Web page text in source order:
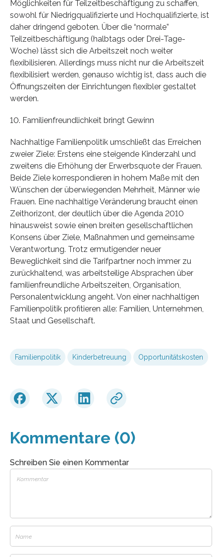
Möglichkeiten für Teilzeitbeschäftigung zu schaffen,
sowohl für Niedrigqualifizierte und Hochqualifizierte, ist
daher dringend geboten. Über die “normale”
Teilzeitbeschäftigung (halbtags oder Drei-Tage-
Woche) lässt sich die Arbeitszeit noch weiter
flexibilisieren. Allerdings muss nicht nur die Arbeitszeit
flexibilisiert werden, genauso wichtig ist, dass auch die
Öffnungszeiten der Einrichtungen flexibler gestaltet
werden.
10. Familienfreundlichkeit bringt Gewinn
Nachhaltige Familienpolitik umschließt das Erreichen
zweier Ziele: Erstens eine steigende Kinderzahl und
zweitens die Erhöhung der Erwerbsquote der Frauen.
Beide Ziele korrespondieren in hohem Maße mit den
Wünschen der überwiegenden Mehrheit, Männer wie
Frauen. Eine nachhaltige Veränderung braucht einen
Zeithorizont, der deutlich über die Agenda 2010
hinausweist sowie einen breiten gesellschaftlichen
Konsens über Ziele, Maßnahmen und gemeinsame
Verantwortung. Trotz ermutigender neuer
Beweglichkeit sind die Tarifpartner noch immer zu
zurückhaltend, was arbeitsteilige Absprachen über
familienfreundliche Arbeitszeiten, Organisation,
Personalentwicklung angeht. Von einer nachhaltigen
Familienpolitik profitieren alle: Familien, Unternehmen,
Staat und Gesellschaft.
Familienpolitik Kinderbetreuung Opportunitätskosten
Kommentare (0)
Schreiben Sie einen Kommentar